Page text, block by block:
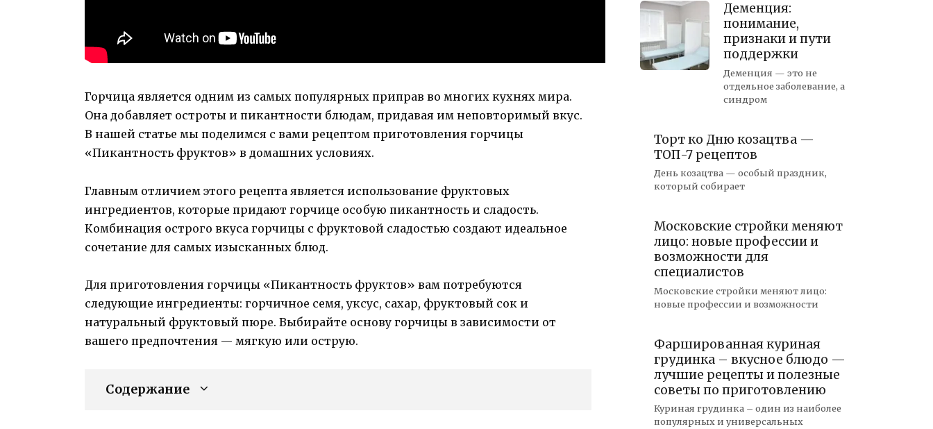
Горчица является одним из самых популярных приправ во многих кухнях мира.
Она добавляет остроты и пикантности блюдам, придавая им неповторимый вкус.
В нашей статье мы поделимся с вами рецептом приготовления горчицы
«Пикантность фруктов» в домашних условиях.
Главным отличием этого рецепта является использование фруктовых
ингредиентов, которые придают горчице особую пикантность и сладость.
Комбинация острого вкуса горчицы с фруктовой сладостью создают идеальное
сочетание для самых изысканных блюд.
Для приготовления горчицы «Пикантность фруктов» вам потребуются
следующие ингредиенты: горчичное семя, уксус, сахар, фруктовый сок и
натуральный фруктовый пюре. Выбирайте основу горчицы в зависимости от
вашего предпочтения — мягкую или острую.
Содержание
Деменция:
понимание,
признаки и пути
поддержки
Деменция — это не
отдельное заболевание, а
синдром
Торт ко Дню козацтва —
ТОП-7 рецептов
День козацтва — особый праздник,
который собирает
Московские стройки меняют
лицо: новые профессии и
возможности для
специалистов
Московские стройки меняют лицо:
новые профессии и возможности
Фаршированная куриная
грудинка – вкусное блюдо —
лучшие рецепты и полезные
советы по приготовлению
Куриная грудинка – один из наиболее
популярных и универсальных